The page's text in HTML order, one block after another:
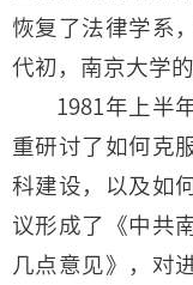
恢复了法律学系
代初，南京大学
1981年上半
重研讨了如何克
科建设，以及如
议形成了《中共
几点意见》，对